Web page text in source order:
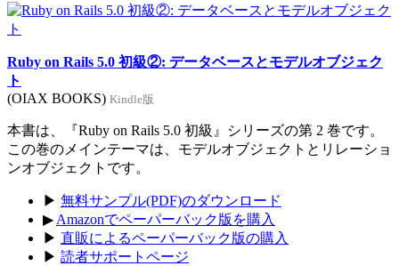
Ruby on Rails 5.0 初級②: データベースとモデルオブジェク
ト
(OIAX BOOKS) Kindle版
本書は、『Ruby on Rails 5.0 初級』シリーズの第 2 巻です。
この巻のメインテーマは、モデルオブジェクトとリレーショ
ンオブジェクトです。
▶ 無料サンプル(PDF)のダウンロード
▶ Amazonでペーパーバック版を購入
▶ 直販によるペーパーバック版の購入
▶ 読者サポートページ